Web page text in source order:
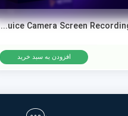
پروژه AEJuice Camera Screen Recordings Overlays برای پریمیر پرو و افترافکت
افزودن به سبد خرید